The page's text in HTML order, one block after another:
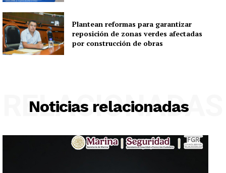
Plantean reformas para garantizar
reposición de zonas verdes afectadas
por construcción de obras
Noticias relacionadas
RELACIONADAS